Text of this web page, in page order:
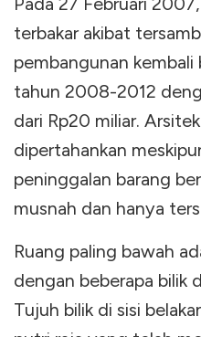
terbakar akibat
pembangunan kembali
tahun 2008-2012
dari Rp20 miliar.
dipertahankan
peninggalan barang
musnah dan hanya
Ruang paling bawah
dengan beberapa bilik
Tujuh bilik di sisi